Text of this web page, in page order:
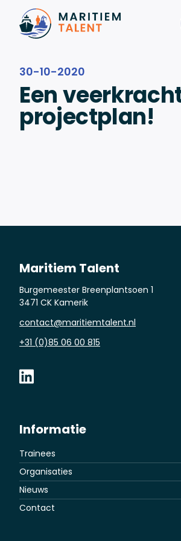
Ga naar de inhoud
30-10-2020
Een
projectplan!
Informatie
Trainees
Organisaties
Nieuws
Contact
Maritiem Talent
Burgemeester Breenplantsoen 1
3471 CK Kamerik
contact@maritiemtalent.nl
+31 (0)85 06 00 815